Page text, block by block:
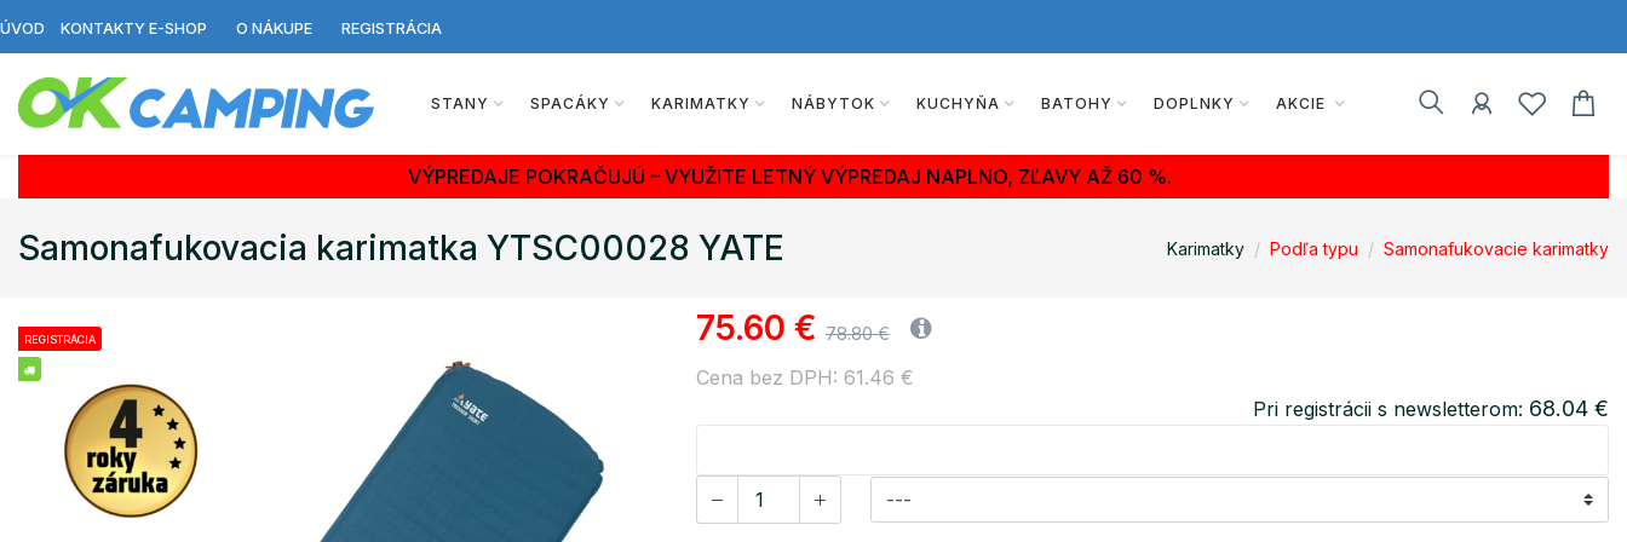
ÚVOD KONTAKTY E-SHOP O NÁKUPE REGISTRÁCIA
STANY SPACÁKY KARIMATKY NÁBYTOK KUCHYŇA BATOHY DOPLNKY AKCIE
VÝPREDAJE POKRAČUJÚ – VYUŽITE LETNÝ VÝPREDAJ NAPLNO, ZĽAVY AŽ 60 %.
Samonafukovacia karimatka YTSC00028 YATE Karimatky Podľa typu Samonafukovacie karimatky
REGISTRÁCIA 75.60 € 78.80 €
Cena bez DPH: 61.46 €
Pri registrácii s newsletterom: 68.04 €